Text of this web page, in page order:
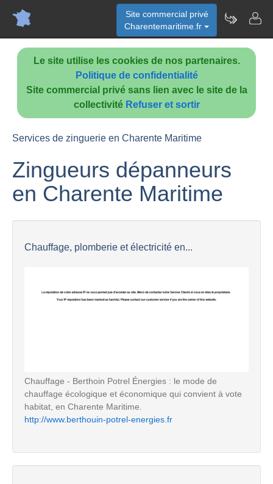
Le site utilise les cookies de nos partenaires.
Politique de confidentialité
Site commercial privé sans lien avec le site de la
collectivité Refuser et sortir
Site commercial privé
Charentemaritime.fr
Services de zinguerie en Charente Maritime
Zingueurs dépanneurs
en Charente Maritime
Chauffage, plomberie et électricité en...
Chauffage - Berthoin Potrel Énergies : le mode de
chauffage écologique et économique qui convient à vote
habitat, en Charente Maritime.
http://www.berthouin-potrel-energies.fr